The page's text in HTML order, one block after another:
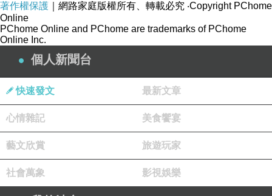
商品訊息描述:
產品特色
? 童話故事的情境延伸，遊戲規則容易理解。
? 可愛小紅帽、大野狼、小樹與立體房屋，遊戲
更具真實感。
? 「安靜森林」與「危險森林」兩種情境題型，
由淺入深進行挑戰。
著作權保護 ｜網路家庭版權所有、轉載必究 ‧Copyright PChome
Online
PChome Online and PChome are trademarks of PChome
Online Inc.
個人新聞台
快速發文 最新文章
心情雜記 美食饗宴
藝文欣賞 旅遊玩家
社會萬象 影視娛樂